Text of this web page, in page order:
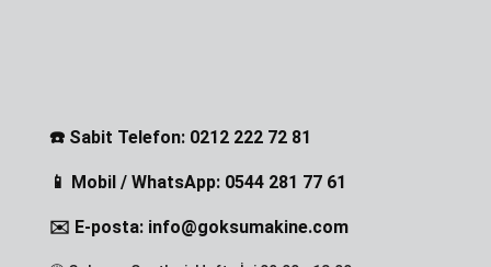
☎️ Sabit Telefon: 0212 222 72 81
📱 Mobil / WhatsApp: 0544 281 77 61
✉️ E-posta: info@goksumakine.com